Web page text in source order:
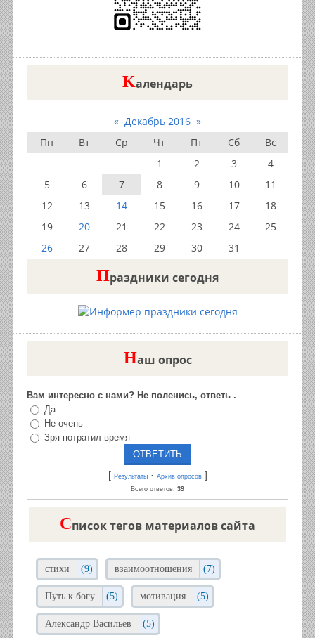
Kалендарь
« Декабрь 2016 »
Пн
Вт Ср Чт Пт Сб
Вс
1
2 3
4
5
6 7 8 9 10
11
12
13 14 15 16 17
18
19
20 21 22 23 24
25
26
27 28 29 30 31
Праздники сегодня
Наш опрос
Вам интересно с нами? Не поленись, ответь .
Да
Не очень
Зря потратил время
[ Результаты· Архив опросов]
Всего ответов: 39
Cписок тегов материалов сайта
стихи (9) взаимоотношения (7)
Путь к богу (5) мотивация (5)
Александр Васильев (5)